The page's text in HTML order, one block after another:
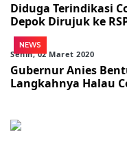
Diduga Terindikasi
Depok Dirujuk ke
NEWS
Senin, 02 Maret 2020
Gubernur Anies
Langkahnya Halau